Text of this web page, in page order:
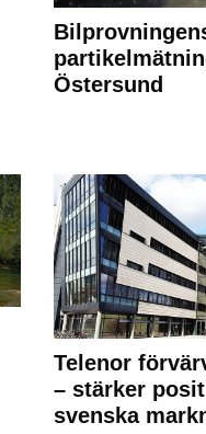
Östersund
Telenor
– stärker
svenska